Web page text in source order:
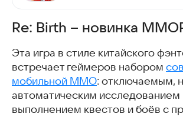
Re: Birth – новинка
Эта игра в стиле китайского
встречает геймеров набором
мобильной ММО: отключаемым,
автоматическим исследованием
выполнением квестов и боёв с